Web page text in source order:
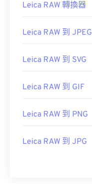
Leica RAW 轉換器
Leica RAW 到 JPEG
Leica RAW 到 SVG
Leica RAW 到 GIF
Leica RAW 到 PNG
Leica RAW 到 JPG